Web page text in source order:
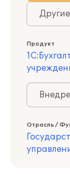
Продукт
Отрасль /